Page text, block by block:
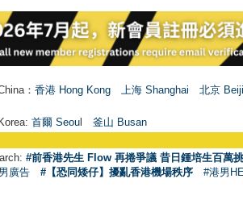
： 香港 Hong Kong 上海 Shanghai
北京
首爾 Seoul 釜山 Busan
#前香港先生 Flow 再捲爭議 昔日鍾培生百萬
廣告
#【恐同矮仔】擾亂香港機場秩序 #港男